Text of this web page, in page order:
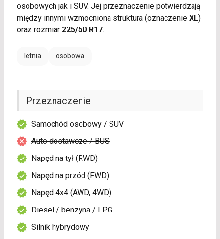
osobowych jak i SUV. Jej przeznaczenie potwierdzają
między innymi wzmocniona struktura (oznaczenie XL)
oraz rozmiar 225/50 R17.
letnia osobowa
Przeznaczenie
Samochód osobowy / SUV
Auto dostawcze / BUS
Napęd na tył (RWD)
Napęd na przód (FWD)
Napęd 4x4 (AWD, 4WD)
Diesel / benzyna / LPG
Silnik hybrydowy